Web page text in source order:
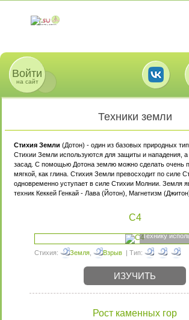
Войти
на сайт
Техники земли
Стихия Земли (Дотон) - один из базовых природных
Стихии Земли используются для защиты и нападения, а
засад. С помощью Дотона землю можно сделать очень
мягкой, как глина. Стихия Земли превосходит по силе
одновременно уступает в силе Стихии Молнии. Земля
техник Кеккей Генкай - Лава (Йотон), Магнетизм
C4
Технику
Стихия: Земля Взрыв | Тип:
ИЗУЧИТЬ
Рост каменных гор